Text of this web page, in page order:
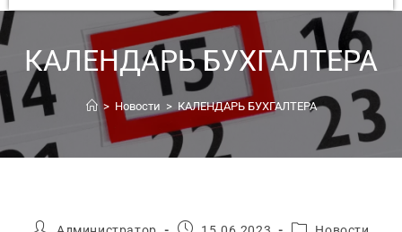
КАЛЕНДАРЬ БУХГАЛТЕРА
> Новости > КАЛЕНДАРЬ БУХГАЛТЕРА